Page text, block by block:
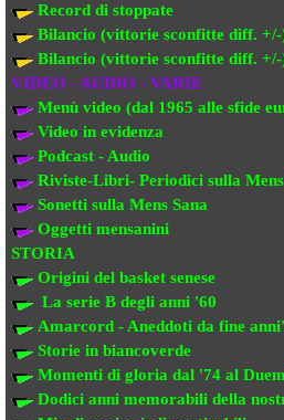
Record di stoppate
Bilancio (vittorie sconfitte diff. +/-
Bilancio (vittorie sconfitte diff. +/-
VIDEO - AUDIO - VARIE
Menù video (dal 1965 alle sfide
Video in evidenza
Podcast - Audio
Riviste-Libri- Periodici sulla
Sonetti sulla Mens Sana
Oggetti mensanini
STORIA
Origini del basket senese
La serie B degli anni '60
Amarcord - Aneddoti da fine
Storie in biancoverde
Momenti di gloria dal '74 al
Dodici anni memorabili della